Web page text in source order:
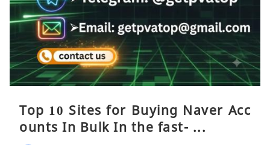
Top 10 Sites for Buying Naver Acc
ounts In Bulk In the fast- ...